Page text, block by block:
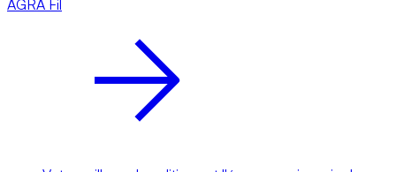
AGRA Fil